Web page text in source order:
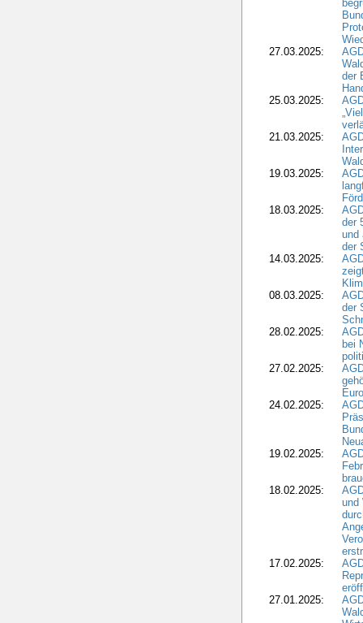
27.03.2025:
der
25.03.2025:
21.03.2025:
19.03.2025:
18.03.2025:
der
und
der
14.03.2025:
08.03.2025:
der
28.02.2025:
bei
27.02.2025:
24.02.2025:
19.02.2025:
18.02.2025:
und
17.02.2025:
27.01.2025: